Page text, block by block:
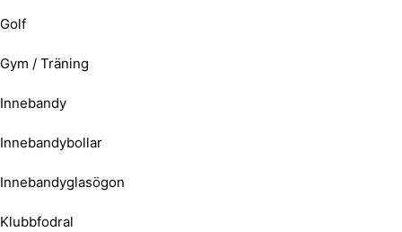
Golf
Gym / Träning
Innebandy
Innebandybollar
Innebandyglasögon
Klubbfodral